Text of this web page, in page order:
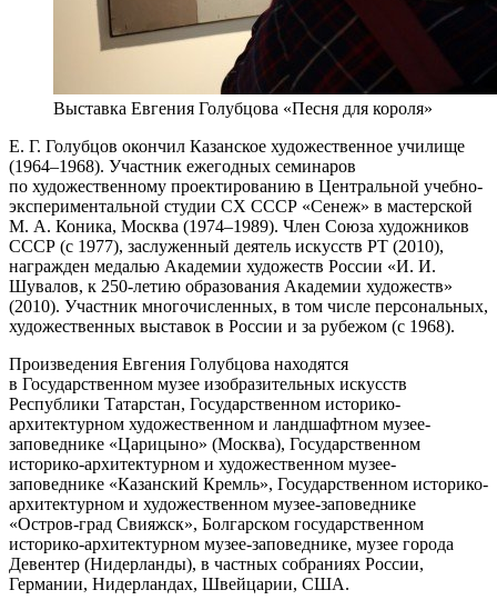
Выставка Евгения Голубцова «Песня для короля»
Е. Г. Голубцов окончил Казанское художественное училище
(1964–1968). Участник ежегодных семинаров
по художественному проектированию в Центральной учебно-
экспериментальной студии СХ СССР «Сенеж» в мастерской
М. А. Коника, Москва (1974–1989). Член Союза художников
СССР (с 1977), заслуженный деятель искусств РТ (2010),
награжден медалью Академии художеств России «И. И.
Шувалов, к 250-летию образования Академии художеств»
(2010). Участник многочисленных, в том числе персональных,
художественных выставок в России и за рубежом (с 1968).
Произведения Евгения Голубцова находятся
в Государственном музее изобразительных искусств
Республики Татарстан, Государственном историко-
архитектурном художественном и ландшафтном музее-
заповеднике «Царицыно» (Москва), Государственном
историко-архитектурном и художественном музее-
заповеднике «Казанский Кремль», Государственном историко-
архитектурном и художественном музее-заповеднике
«Остров-град Свияжск», Болгарском государственном
историко-архитектурном музее-заповеднике, музее города
Девентер (Нидерланды), в частных собраниях России,
Германии, Нидерландах, Швейцарии, США.